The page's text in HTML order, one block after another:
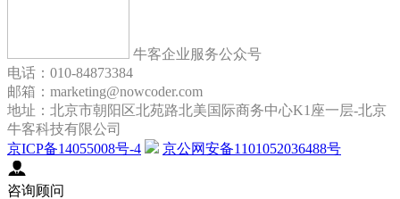
牛客企业服务公众号
电话：010-84873384
邮箱：marketing@nowcoder.com
地址：北京市朝阳区北苑路北美国际商务中心K1座一层-北京
牛客科技有限公司
京ICP备14055008号-4
京公网安备1101052036488号
咨询顾问